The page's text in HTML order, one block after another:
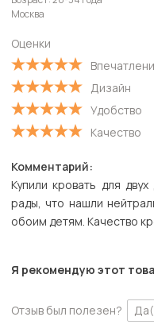
Старые
С низкой оценкой
Москва
Оценки
Дизайн
Удобство
Качество
Комментарий:
Купили кровать для
рады, что нашли
обоим детям. Качество
Я рекомендую этот
Отзыв был полезен? Да